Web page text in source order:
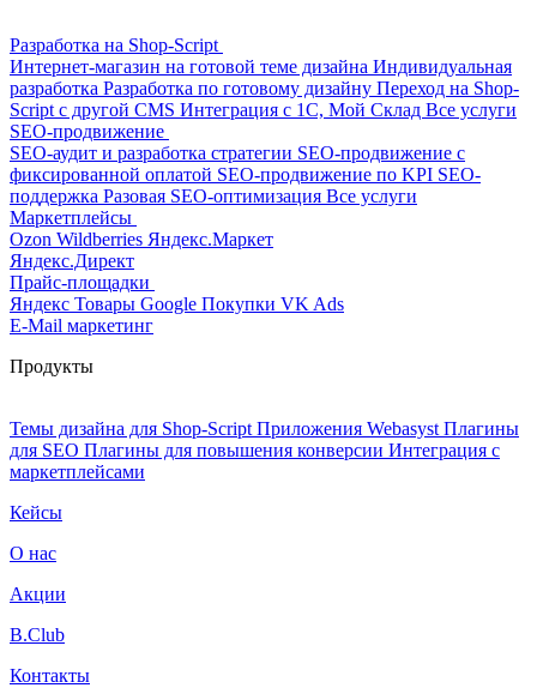
Разработка на Shop-Script
Интернет-магазин на готовой теме дизайна Индивидуальная
разработка Разработка по готовому дизайну Переход на Shop-
Script с другой CMS Интеграция с 1С, Мой Склад Все услуги
SEO-продвижение
SEO-аудит и разработка стратегии SEO-продвижение с
фиксированной оплатой SEO-продвижение по KPI SEO-
поддержка Разовая SEO-оптимизация Все услуги
Маркетплейсы
Ozon Wildberries Яндекс.Маркет
Яндекс.Директ
Прайс-площадки
Яндекс Товары Google Покупки VK Ads
E-Mail маркетинг
Продукты
Темы дизайна для Shop-Script Приложения Webasyst Плагины
для SEO Плагины для повышения конверсии Интеграция с
маркетплейсами
Кейсы
О нас
Акции
B.Club
Контакты